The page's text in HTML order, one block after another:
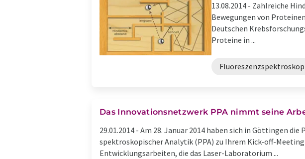
13.08.2014 - Zahlreiche
Bewegungen von
Deutschen
Proteine in ...
Das Innovationsnetzwerk PPA nimmt seine
29.01.2014 - Am 28. Januar 2014 haben sich in Göttingen
spektroskopischer Analytik (PPA) zu Ihrem Kick-off-
Entwicklungsarbeiten, die das Laser-Laboratorium ...